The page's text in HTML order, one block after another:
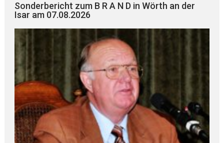
Sonderbericht zum B R A N D in Wörth an der
Isar am 07.08.2026